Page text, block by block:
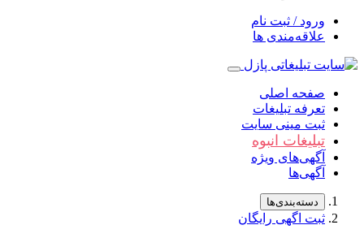
ورود / ثبت نام
علاقه‌مندی ها
صفحه اصلی
تعرفه تبلیغات
ثبت مینی سایت
تبلیغات انبوه
آگهی‌های ویژه
آگهی‌ها
دسته‌بندی‌ها
ثبت اگهی رایگان